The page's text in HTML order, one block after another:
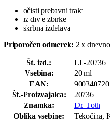
očisti prebavni trakt
iz divje zbirke
skrbna izdelava
Priporočen odmerek: 2 x
Št. izd.:
LL-20736
Vsebina:
20 ml
EAN:
Št.-Proizvajalca:
20736
Znamka:
Dr. Töth
Oblika vsebine:
Tekočina,